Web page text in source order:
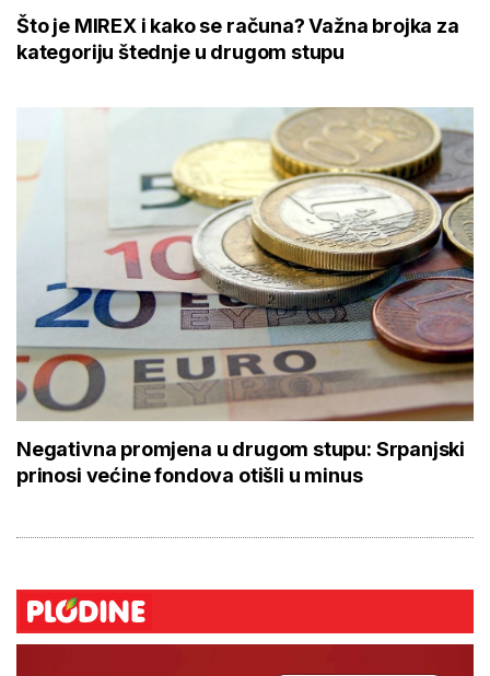
Što je MIREX i kako se računa? Važna brojka za
kategoriju štednje u drugom stupu
Negativna promjena u drugom stupu: Srpanjski
prinosi većine fondova otišli u minus